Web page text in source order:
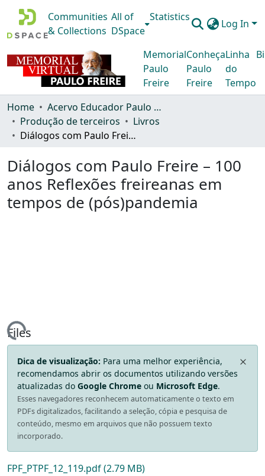
Communities
& Collections
All of
DSpace
Statistics
Log In
Memorial
Paulo
Freire
Conheça
Paulo
Freire
Linha
do
Tempo
Home
Acervo Educador Paulo Freire
Produção de terceiros
Livros
Diálogos com Paulo Freire – 100 anos Reflexões freireanas em tempos de (pós)pandemia
Diálogos com Paulo Freire – 100
anos Reflexões freireanas em
tempos de (pós)pandemia
Files
Dica de visualização: Para uma melhor experiência,
recomendamos abrir os documentos utilizando versões
atualizadas do Google Chrome ou Microsoft Edge.
Esses navegadores reconhecem automaticamente o texto em
PDFs digitalizados, facilitando a seleção, cópia e pesquisa de
conteúdo, mesmo em arquivos que não possuem texto
incorporado.
FPF_PTPF_12_119.pdf(2.79 MB)